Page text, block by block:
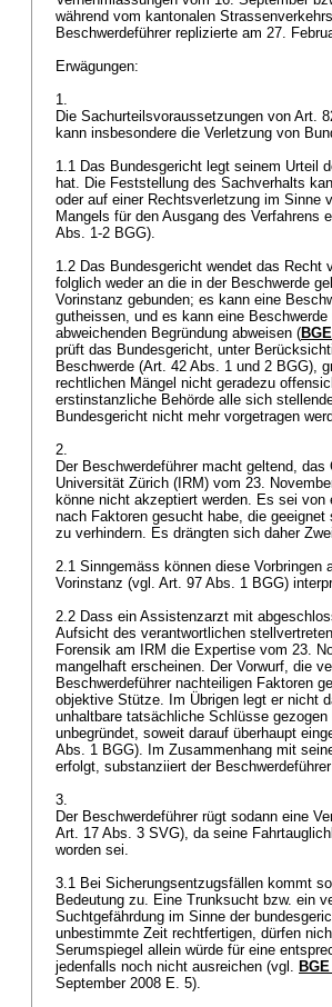
während vom kantonalen
Beschwerdeführer replizierte am 27.
Erwägungen:
1.
Die Sachurteilsvoraussetzungen von Art.
kann insbesondere die Verletzung von
1.1 Das Bundesgericht legt seinem Urteil
hat. Die Feststellung des Sachverhalts
oder auf einer Rechtsverletzung im Sinne
Mangels für den Ausgang des
Abs. 1-2 BGG).
1.2 Das Bundesgericht wendet das Recht
folglich weder an die in der Beschwerde
Vorinstanz gebunden; es kann eine
gutheissen, und es kann eine
abweichenden Begründung abweisen (
prüft das Bundesgericht, unter
Beschwerde (Art. 42 Abs. 1 und 2 BGG),
rechtlichen Mängel nicht geradezu
erstinstanzliche Behörde alle sich
Bundesgericht nicht mehr vorgetragen
2.
Der Beschwerdeführer macht geltend,
Universität Zürich (IRM) vom 23.
könne nicht akzeptiert werden. Es sei
nach Faktoren gesucht habe, die
zu verhindern. Es drängten sich daher
2.1 Sinngemäss können diese Vorbringen
Vorinstanz (vgl. Art. 97 Abs. 1 BGG)
2.2 Dass ein Assistenzarzt mit
Aufsicht des verantwortlichen
Forensik am IRM die Expertise vom 23.
mangelhaft erscheinen. Der Vorwurf, die
Beschwerdeführer nachteiligen Faktoren
objektive Stütze. Im Übrigen legt er nicht
unhaltbare tatsächliche Schlüsse
unbegründet, soweit darauf überhaupt
Abs. 1 BGG). Im Zusammenhang mit
erfolgt, substanziiert der
3.
Der Beschwerdeführer rügt sodann eine
Art. 17 Abs. 3 SVG), da seine
worden sei.
3.1 Bei Sicherungsentzugsfällen kommt
Bedeutung zu. Eine Trunksucht bzw. ein
Suchtgefährdung im Sinne der
unbestimmte Zeit rechtfertigen, dürfen
Serumspiegel allein würde für eine
jedenfalls noch nicht ausreichen (vgl.
September 2008 E. 5).